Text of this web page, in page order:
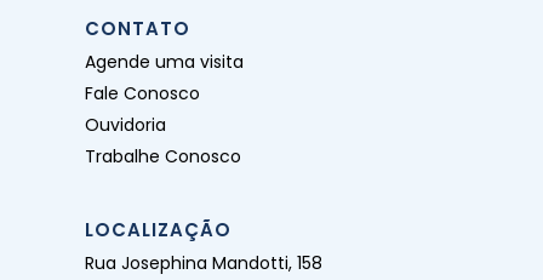
CONTATO
Agende uma visita
Fale Conosco
Ouvidoria
Trabalhe Conosco
LOCALIZAÇÃO
Rua Josephina Mandotti, 158